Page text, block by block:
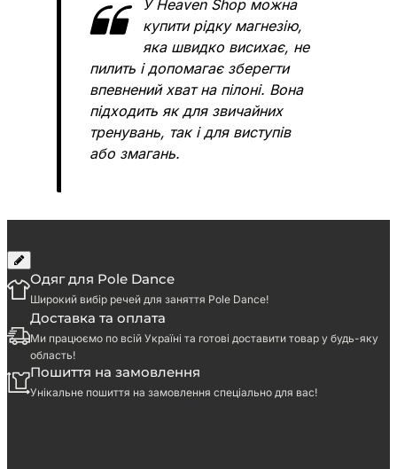
У Heaven Shop можна
купити рідку магнезію,
яка швидко висихає, не
пилить і допомагає зберегти
впевнений хват на пілоні. Вона
підходить як для звичайних
тренувань, так і для виступів
або змагань.
Рідка магнезія для Pole Dance
користувалися звичайною спортивною магнезією,
різницю помітите вже після першого тренування.
Рідка магнезія не розсипається по залу, не залишає
Одяг для Pole Dance
Широкий вибір речей для заняття Pole Dance!
Доставка та оплата
Ми працюємо по всій Україні та готові доставити товар у будь-яку
область!
Пошиття на замовлення
Унікальне пошиття на замовлення спеціально для вас!